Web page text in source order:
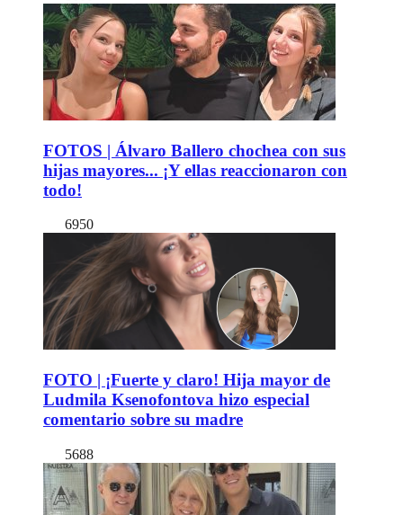
FOTOS | Álvaro Ballero chochea con sus
hijas mayores... ¡Y ellas reaccionaron con
todo!
6950
FOTO | ¡Fuerte y claro! Hija mayor de
Ludmila Ksenofontova hizo especial
comentario sobre su madre
5688